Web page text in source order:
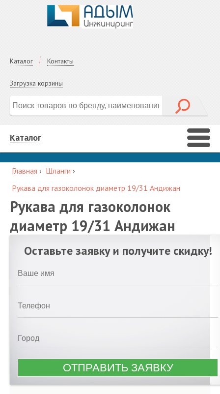
Каталог Контакты
Загрузка корзины
Каталог
Главная › Шланги ›
Рукава для газоколонок диаметр 19/31 Андижан
Рукава для газоколонок
диаметр 19/31 Андижан
Оставьте заявку и получите скидку!